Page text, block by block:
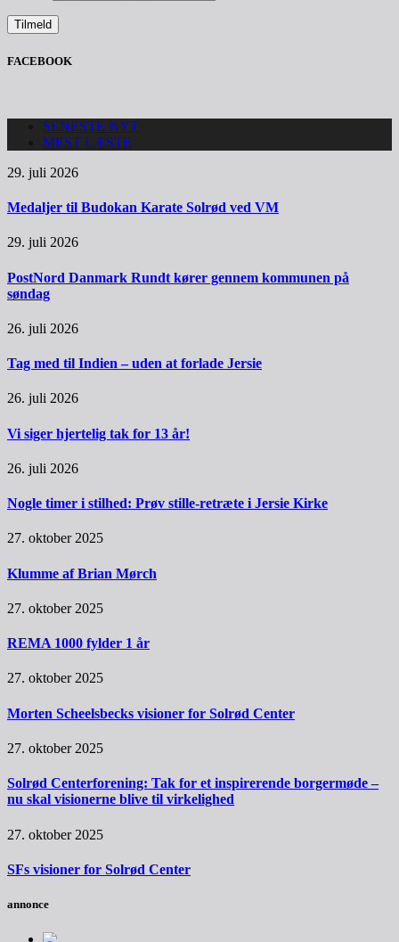
FACEBOOK
SENESTE NYT
MEST LÆSTE
29. juli 2026
Medaljer til Budokan Karate Solrød ved VM
29. juli 2026
PostNord Danmark Rundt kører gennem kommunen på
søndag
26. juli 2026
Tag med til Indien – uden at forlade Jersie
26. juli 2026
Vi siger hjertelig tak for 13 år!
26. juli 2026
Nogle timer i stilhed: Prøv stille-retræte i Jersie Kirke
27. oktober 2025
Klumme af Brian Mørch
27. oktober 2025
REMA 1000 fylder 1 år
27. oktober 2025
Morten Scheelsbecks visioner for Solrød Center
27. oktober 2025
Solrød Centerforening: Tak for et inspirerende borgermøde –
nu skal visionerne blive til virkelighed
27. oktober 2025
SFs visioner for Solrød Center
annonce